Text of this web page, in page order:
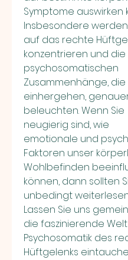
Symptome auswirken
Insbesondere
auf das rechte
konzentrieren und die
psychosomatischen
Zusammenhänge,
einhergehen,
beleuchten. Wenn Sie
neugierig sind, wie
emotionale und
Faktoren unser
Wohlbefinden
können, dann sollten
unbedingt
Lassen Sie uns
die faszinierende
Psychosomatik des
Hüftgelenks